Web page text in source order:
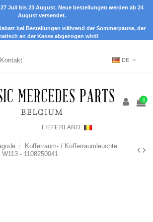
Juli bis 23 August. Neue bestellungen werden ab 24
August versendet.
bei Bestellungen während der Sommerpause, der
an der Kasse abgezogen wird!
Kontakt DE
0
LIEFERLAND:
Kofferraum- / Kofferraumleuchte
- 1108250041